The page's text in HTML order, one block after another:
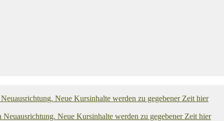
Neue Kursinhalte werden zu gegebener Zeit hier
Neue Kursinhalte werden zu gegebener Zeit hier